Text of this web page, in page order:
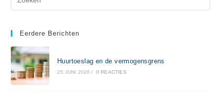
Eerdere Berichten
Huurtoeslag en de vermogensgrens
25 JUNI 2026 / 0 REACTIES